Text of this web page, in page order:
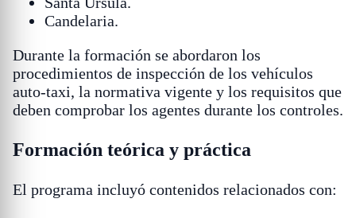
Candelaria.
Durante la formación se abordaron los
procedimientos de inspección de los vehículos
auto-taxi, la normativa vigente y los requisitos que
deben comprobar los agentes durante los controles.
Formación teórica y práctica
El programa incluyó contenidos relacionados con: